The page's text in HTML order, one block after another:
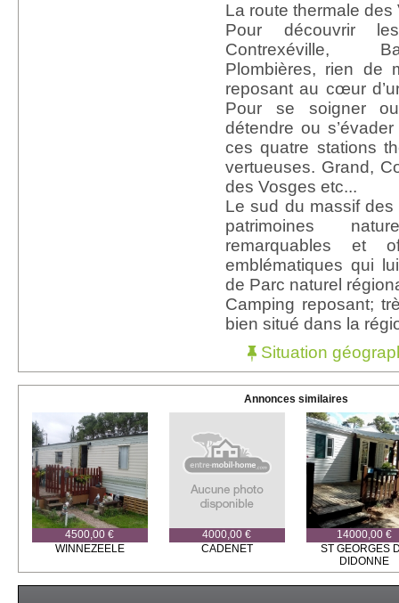
La route thermale des
Pour découvrir
Contrexéville,
Plombières, rien de
reposant au cœur
Pour se soigner
détendre ou
ces quatre stations
vertueuses. Grand,
des Vosges etc...
Le sud du massif
patrimoines
remarquables et
emblématiques qui
de Parc naturel
Camping reposant;
bien situé dans la
Situation
Annonces similaires
4500,00 €
WINNEZEELE
4000,00 €
CADENET
14000,00 €
ST GEORGES
DIDONNE